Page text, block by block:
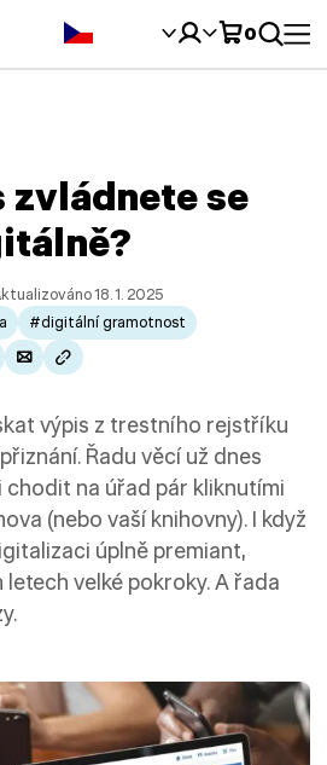
0
zvládnete se
18. 1. 2025
#digitální gramotnost
výpis z trestního rejstříku
Řadu věcí už dnes
na úřad pár kliknutími
(nebo vaší knihovny). I když
úplně premiant,
velké pokroky. A řada